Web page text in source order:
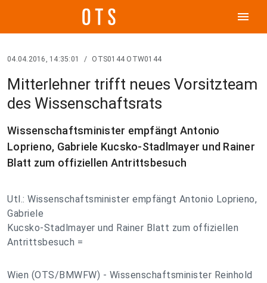
menu
04.04.2016, 14:35:01 / OTS0144 OTW0144
Mitterlehner trifft neues Vorsitzteam
des Wissenschaftsrats
Wissenschaftsminister empfängt Antonio
Loprieno, Gabriele Kucsko-Stadlmayer und Rainer
Blatt zum offiziellen Antrittsbesuch
Utl.: Wissenschaftsminister empfängt Antonio Loprieno,
Gabriele
Kucsko-Stadlmayer und Rainer Blatt zum offiziellen
Antrittsbesuch =
Wien (OTS/BMWFW) - Wissenschaftsminister Reinhold